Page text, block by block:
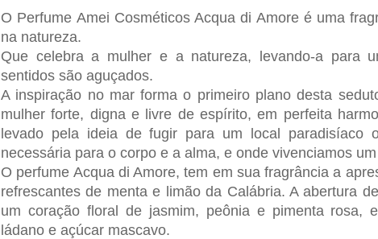
O Perfume Amei Cosméticos Acqua di Amore é uma
na natureza.
Que celebra a mulher e a natureza, levando-a para
sentidos são aguçados.
A inspiração no mar forma o primeiro plano desta
mulher forte, digna e livre de espírito, em perfeita
levado pela ideia de fugir para um local paradisíaco
necessária para o corpo e a alma, e onde vivenciamos
O perfume Acqua di Amore, tem em sua fragrância a
refrescantes de menta e limão da Calábria. A abertura
um coração floral de jasmim, peônia e pimenta rosa,
ládano e açúcar mascavo.